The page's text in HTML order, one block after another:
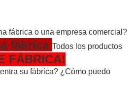
fábrica o una empresa comercial?
fábrica Todos los productos
FÁBRICA!
su fábrica? ¿Cómo puedo